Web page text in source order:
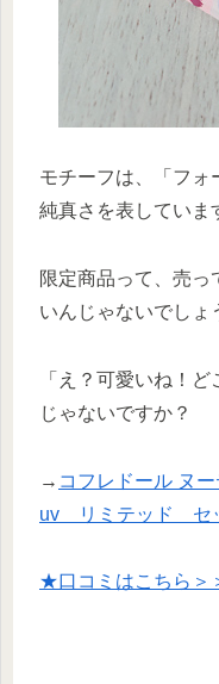
モチーフは、「フォ
純真さを表していま
限定商品って、売っ
いんじゃないでしょ
「え？可愛いね！
じゃないですか？
→ コフレドール ヌ
uv リミテッド セ
★口コミはこちら＞